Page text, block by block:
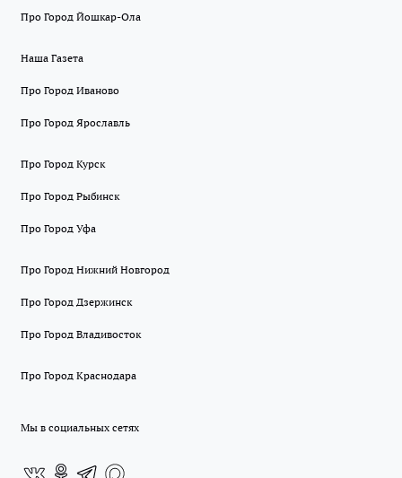
Про Город Йошкар-Ола
Наша Газета
Про Город Иваново
Про Город Ярославль
Про Город Курск
Про Город Рыбинск
Про Город Уфа
Про Город Нижний Новгород
Про Город Дзержинск
Про Город Владивосток
Про Город Краснодара
Мы в социальных сетях